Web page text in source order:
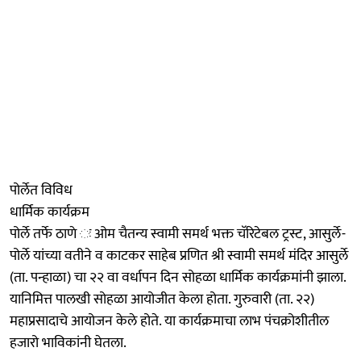
पोर्लेत विविध
धार्मिक कार्यक्रम
पोर्ले तर्फे ठाणे ः ओम चैतन्य स्वामी समर्थ भक्त चॅरिटेबल ट्रस्ट, आसुर्ले-
पोर्ले यांच्या वतीने व काटकर साहेब प्रणित श्री स्वामी समर्थ मंदिर आसुर्ले
(ता. पन्हाळा) चा २२ वा वर्धापन दिन सोहळा धार्मिक कार्यक्रमांनी झाला.
यानिमित्त पालखी सोहळा आयोजीत केला होता. गुरुवारी (ता. २२)
महाप्रसादाचे आयोजन केले होते. या कार्यक्रमाचा लाभ पंचक्रोशीतील
हजारो भाविकांनी घेतला.